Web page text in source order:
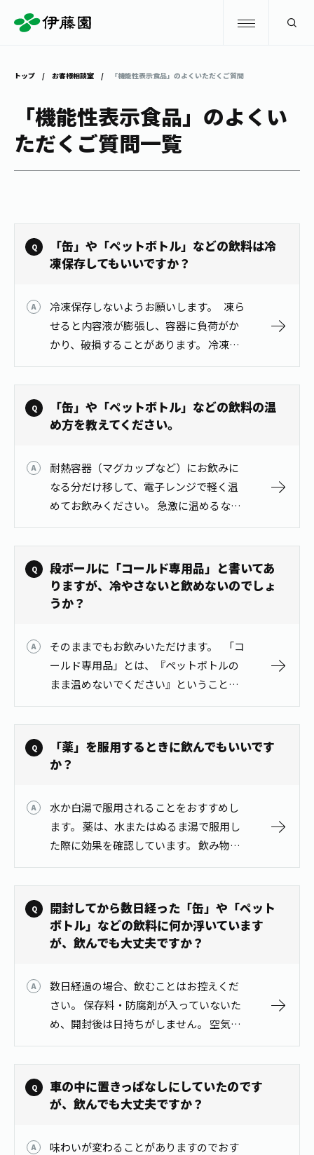
商品情報
お〜いお茶
健康ミネラルむぎ茶
1日分の野菜
ブランドから探す
カテゴリーから探す
キャンペーン
お茶を知る・楽しむ
お茶を楽しむ
お茶のいれ方
動画ギャラリー
レシピ集
お茶百科
お茶百科キッズ
茶産地育成事業
茶殻リサイクルシステム
ウェルネスフォーラム
体験・イベント
見学・体験
工場見学
食育・文化
新俳句大賞
未来の桜プロジェクト
伊藤園レディス
店舗・通販
伊藤園の店舗トップ
茶寮伊藤園
通信販売トップ
Inner CHARM
健康体
Crazy Jasmine
お客様相談室
企業情報 GLOBAL
トップ お客様相談室 「機能性表示食品」のよくいただくご質問
「機能性表示食品」のよくい
ただくご質問一覧
「缶」や「ペットボトル」などの飲料は冷
凍保存してもいいですか？
冷凍保存しないようお願いします。 凍ら
せると内容液が膨張し、容器に負荷がか
かり、破損することがあります。 冷凍兼
用のペットボトル商品がございますの
で、冷凍したい場合はそちらの商品をご
利用ください。
「缶」や「ペットボトル」などの飲料の温
め方を教えてください。
耐熱容器（マグカップなど）にお飲みに
なる分だけ移して、電子レンジで軽く温
めてお飲みください。 急激に温めるな
ど、加温状況によっては沸点を超えても
沸騰しない過加熱状態となることがあり
ます。そこに振動などの衝撃が加わるこ
とで…
段ボールに「コールド専用品」と書いてあ
りますが、冷やさないと飲めないのでしょ
うか？
そのままでもお飲みいただけます。 「コ
ールド専用品」とは、『ペットボトルの
まま温めないでください』ということで
す。常温でも冷やしてもちゃんとお飲み
いただけます。温める場合は中身を耐熱
性のマグカップ等に移して…
「薬」を服用するときに飲んでもいいです
か？
水か白湯で服用されることをおすすめし
ます。 薬は、水またはぬるま湯で服用し
た際に効果を確認しています。 飲み物に
よっては吸収や作用に影響することがあ
ります。 水やぬるま湯以外で服用される
場合は、かかりつけの医師や薬剤師に…
開封してから数日経った「缶」や「ペット
ボトル」などの飲料に何か浮いています
が、飲んでも大丈夫ですか？
数日経過の場合、飲むことはお控えくだ
さい。 保存料・防腐剤が入っていないた
め、開封後は日持ちがしません。 空気中
の微生物や埃などを取り込み、内容液が
変質している可能性がありますので、飲
むことはお控えください。
車の中に置きっぱなしにしていたのです
が、飲んでも大丈夫ですか？
味わいが変わることがありますのでおす